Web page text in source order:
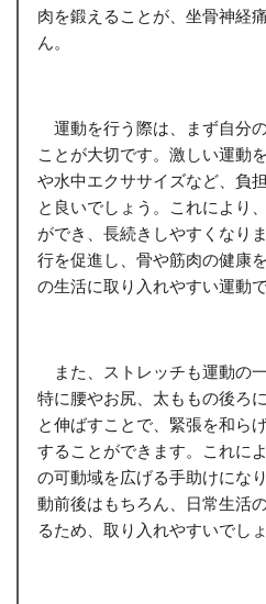
肉を鍛えることが、坐骨神経
ん。
運動を行う際は、まず自分
ことが大切です。激しい運動
や水中エクササイズなど、負
と良いでしょう。これにより
ができ、長続きしやすくなり
行を促進し、骨や筋肉の健康
の生活に取り入れやすい運動で
また、ストレッチも運動の
特に腰やお尻、太ももの後ろ
と伸ばすことで、緊張を和ら
することができます。これに
の可動域を広げる手助けにな
動前後はもちろん、日常生活
るため、取り入れやすいでしょ